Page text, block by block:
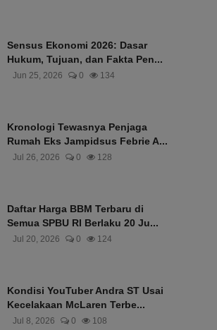
Sensus Ekonomi 2026: Dasar
Hukum, Tujuan, dan Fakta Pen...
Jun 25, 2026 0 134
Kronologi Tewasnya Penjaga
Rumah Eks Jampidsus Febrie A...
Jul 26, 2026 0 128
Daftar Harga BBM Terbaru di
Semua SPBU RI Berlaku 20 Ju...
Jul 20, 2026 0 124
Kondisi YouTuber Andra ST Usai
Kecelakaan McLaren Terbe...
Jul 8, 2026 0 108